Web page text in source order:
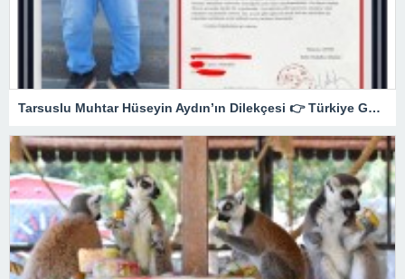
Tarsuslu Muhtar Hüseyin Aydın’ın Dilekçesi 👉 Türkiye Gündeminde